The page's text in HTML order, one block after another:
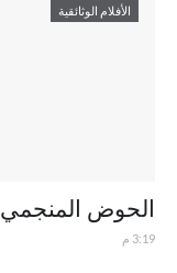
الأفلام الوثائقية
الحوض المنجمي 2008 – الجزء الأول
3:19 م